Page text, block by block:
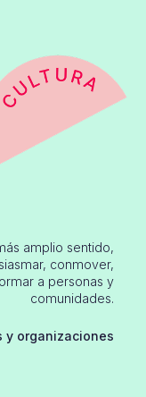
amplio sentido,
conmover,
a personas y
comunidades.
y organizaciones